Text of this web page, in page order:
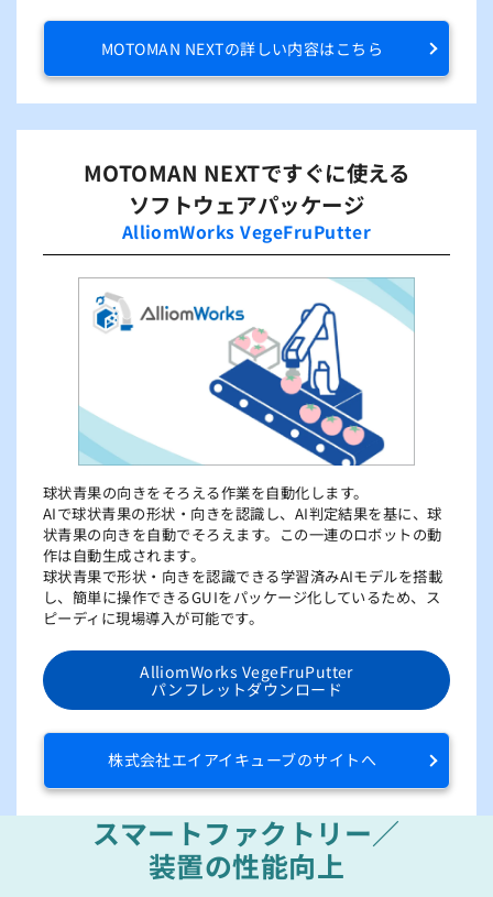
MOTOMAN NEXTの詳しい内容はこちら
MOTOMAN NEXTですぐに使える
ソフトウェアパッケージ
AlliomWorks VegeFruPutter
球状青果の向きをそろえる作業を自動化します。
AIで球状青果の形状・向きを認識し、AI判定結果を基に、球
状青果の向きを自動でそろえます。この一連のロボットの動
作は自動生成されます。
球状青果で形状・向きを認識できる学習済みAIモデルを搭載
し、簡単に操作できるGUIをパッケージ化しているため、ス
ピーディに現場導入が可能です。
AlliomWorks VegeFruPutter
パンフレットダウンロード
株式会社エイアイキューブのサイトへ
スマートファクトリー／
装置の性能向上